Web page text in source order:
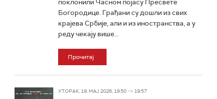
поклонили Часном појасу Пресвете
Богородице. Грађани су дошли из свих
крајева Србије, али и из иностранства, а у
реду чекају више...
Прочитај
УТОРАК, 19. МАЈ 2026, 19:50 -> 19:57